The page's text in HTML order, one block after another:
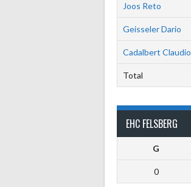
Joos Reto
Geisseler Dario
Cadalbert Claudio
Total
EHC FELSBERG
G
0